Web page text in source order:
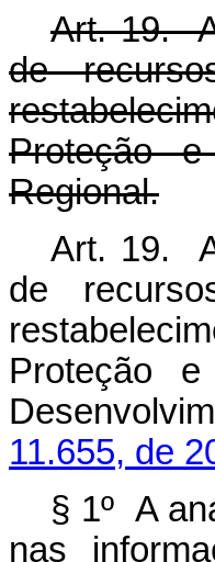
Art. 19.
de
Proteção
Regional.
Art. 19.
de
Proteção
11.655, de
§ 1º A
nas